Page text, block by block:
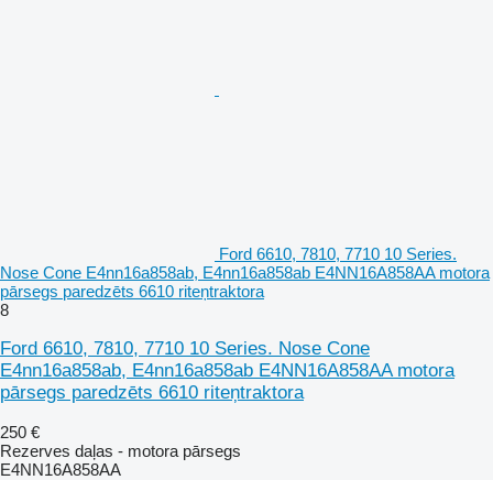
Ford 6610, 7810, 7710 10 Series.
Nose Cone E4nn16a858ab, E4nn16a858ab E4NN16A858AA motora
pārsegs paredzēts 6610 riteņtraktora
8
Ford 6610, 7810, 7710 10 Series. Nose Cone
E4nn16a858ab, E4nn16a858ab E4NN16A858AA motora
pārsegs paredzēts 6610 riteņtraktora
250 €
Rezerves daļas - motora pārsegs
E4NN16A858AA